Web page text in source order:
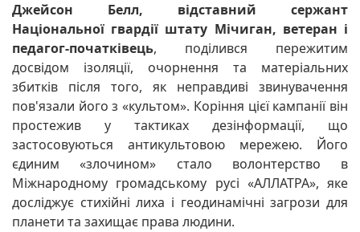
Джейсон Белл, відставний сержант
Національної гвардії штату Мічиган, ветеран і
педагог-початківець, поділився пережитим
досвідом ізоляції, очорнення та матеріальних
збитків після того, як неправдиві звинувачення
пов'язали його з «культом». Коріння цієї кампанії він
простежив у тактиках дезінформації, що
застосовуються антикультовою мережею. Його
єдиним «злочином» стало волонтерство в
Міжнародному громадському русі «АЛЛАТРА», яке
досліджує стихійні лиха і геодинамічні загрози для
планети та захищає права людини.